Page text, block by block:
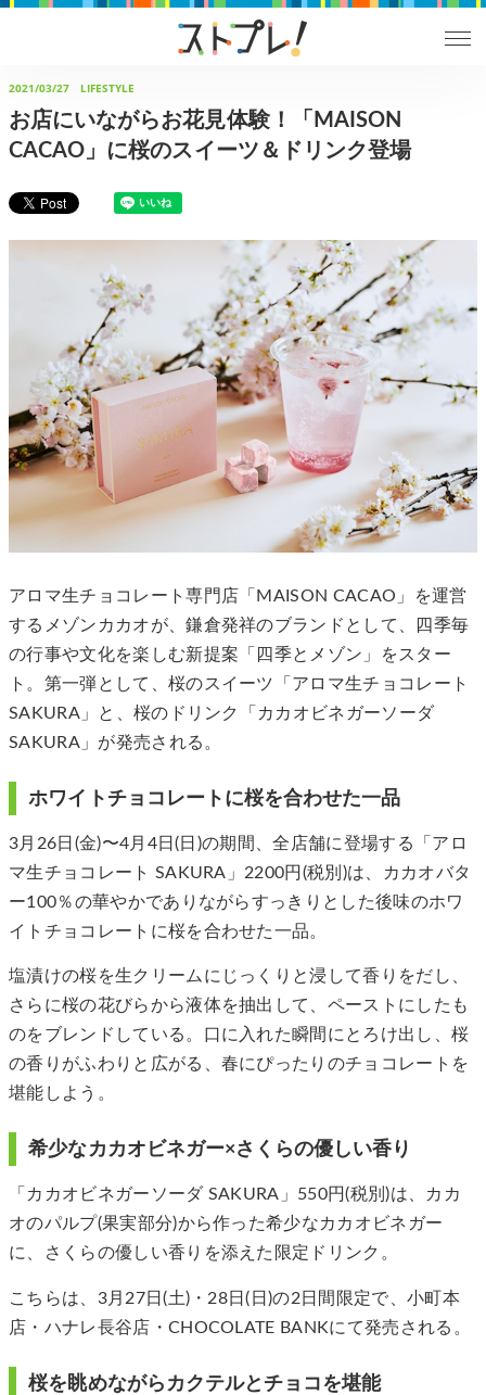
2021/03/27 LIFESTYLE
お店にいながらお花見体験！「MAISON
CACAO」に桜のスイーツ＆ドリンク登場
アロマ生チョコレート専門店「MAISON CACAO」を運営
するメゾンカカオが、鎌倉発祥のブランドとして、四季毎
の行事や文化を楽しむ新提案「四季とメゾン」をスター
ト。第一弾として、桜のスイーツ「アロマ生チョコレート
SAKURA」と、桜のドリンク「カカオビネガーソーダ
SAKURA」が発売される。
ホワイトチョコレートに桜を合わせた一品
3月26日(金)〜4月4日(日)の期間、全店舗に登場する「アロ
マ生チョコレート SAKURA」2200円(税別)は、カカオバタ
ー100％の華やかでありながらすっきりとした後味のホワ
イトチョコレートに桜を合わせた一品。
塩漬けの桜を生クリームにじっくりと浸して香りをだし、
さらに桜の花びらから液体を抽出して、ペーストにしたも
のをブレンドしている。口に入れた瞬間にとろけ出し、桜
の香りがふわりと広がる、春にぴったりのチョコレートを
堪能しよう。
希少なカカオビネガー×さくらの優しい香り
「カカオビネガーソーダ SAKURA」550円(税別)は、カカ
オのパルプ(果実部分)から作った希少なカカオビネガー
に、さくらの優しい香りを添えた限定ドリンク。
こちらは、3月27日(土)・28日(日)の2日間限定で、小町本
店・ハナレ長谷店・CHOCOLATE BANKにて発売される。
桜を眺めながらカクテルとチョコを堪能